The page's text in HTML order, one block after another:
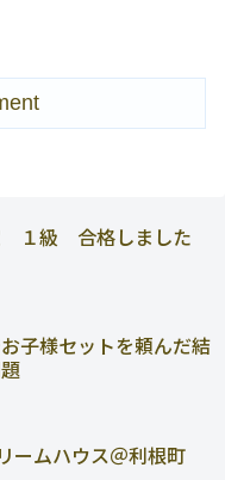
１級 合格しました
子様セットを頼んだ結
ームハウス＠利根町